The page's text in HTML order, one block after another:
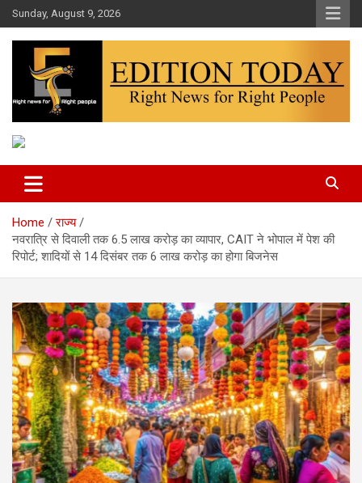
Skip
to
content
Sunday, August 9, 2026
Edition Today
Home
राज्य
नवरात्रि से दिवाली तक 6.5 लाख करोड़ का व्यापार, CAIT ने भोपाल में पेश की
रिपोर्ट; शादियों से 14 दिसंबर तक 6 लाख करोड़ का होगा बिजनेस